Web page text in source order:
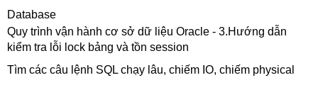
Database
Quy trình vận hành cơ sở dữ liệu Oracle - 3.Hướng dẫn
kiểm tra lỗi lock bảng và tồn session
Tìm các câu lệnh SQL chạy lâu, chiếm IO, chiếm physical